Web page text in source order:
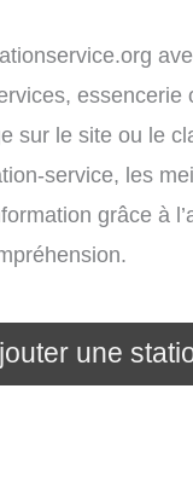
sur le site ou le
service, les
grâce à
une